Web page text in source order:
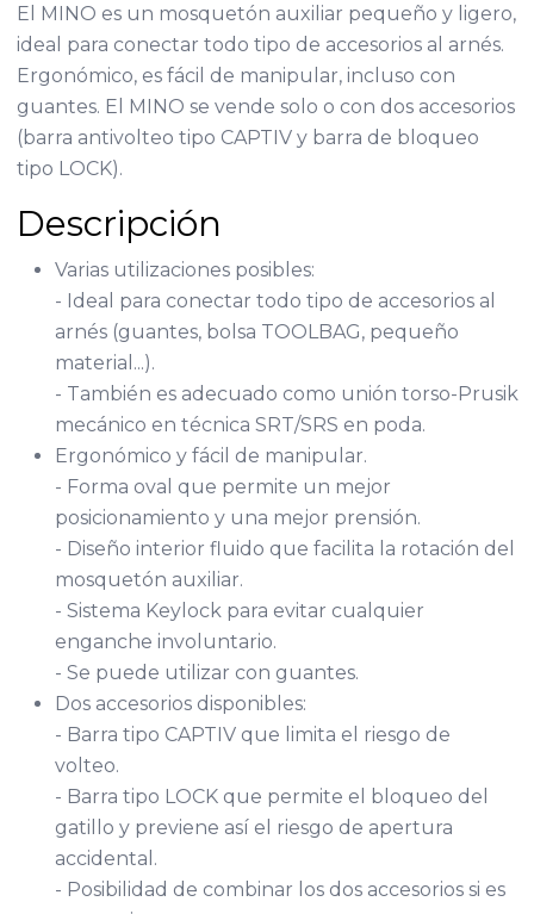
El MINO es un mosquetón auxiliar pequeño y ligero,
ideal para conectar todo tipo de accesorios al arnés.
Ergonómico, es fácil de manipular, incluso con
guantes. El MINO se vende solo o con dos accesorios
(barra antivolteo tipo CAPTIV y barra de bloqueo
tipo LOCK).
Descripción
Varias utilizaciones posibles:
- Ideal para conectar todo tipo de accesorios al
arnés (guantes, bolsa TOOLBAG, pequeño
material...).
- También es adecuado como unión torso-Prusik
mecánico en técnica SRT/SRS en poda.
Ergonómico y fácil de manipular.
- Forma oval que permite un mejor
posicionamiento y una mejor prensión.
- Diseño interior fluido que facilita la rotación del
mosquetón auxiliar.
- Sistema Keylock para evitar cualquier
enganche involuntario.
- Se puede utilizar con guantes.
Dos accesorios disponibles:
- Barra tipo CAPTIV que limita el riesgo de
volteo.
- Barra tipo LOCK que permite el bloqueo del
gatillo y previene así el riesgo de apertura
accidental.
- Posibilidad de combinar los dos accesorios si es